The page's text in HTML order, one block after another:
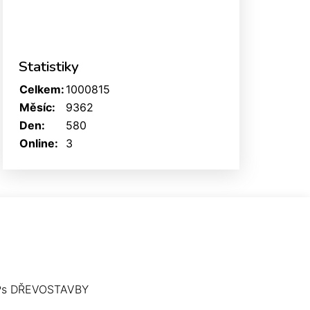
Statistiky
Online: 3
Celkem: 1000815
Měsíc:
9362
Den:
580
DŘEVOSTAVBY